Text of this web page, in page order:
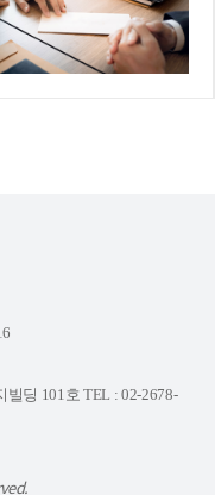
딩 101호 TEL : 02-2678-